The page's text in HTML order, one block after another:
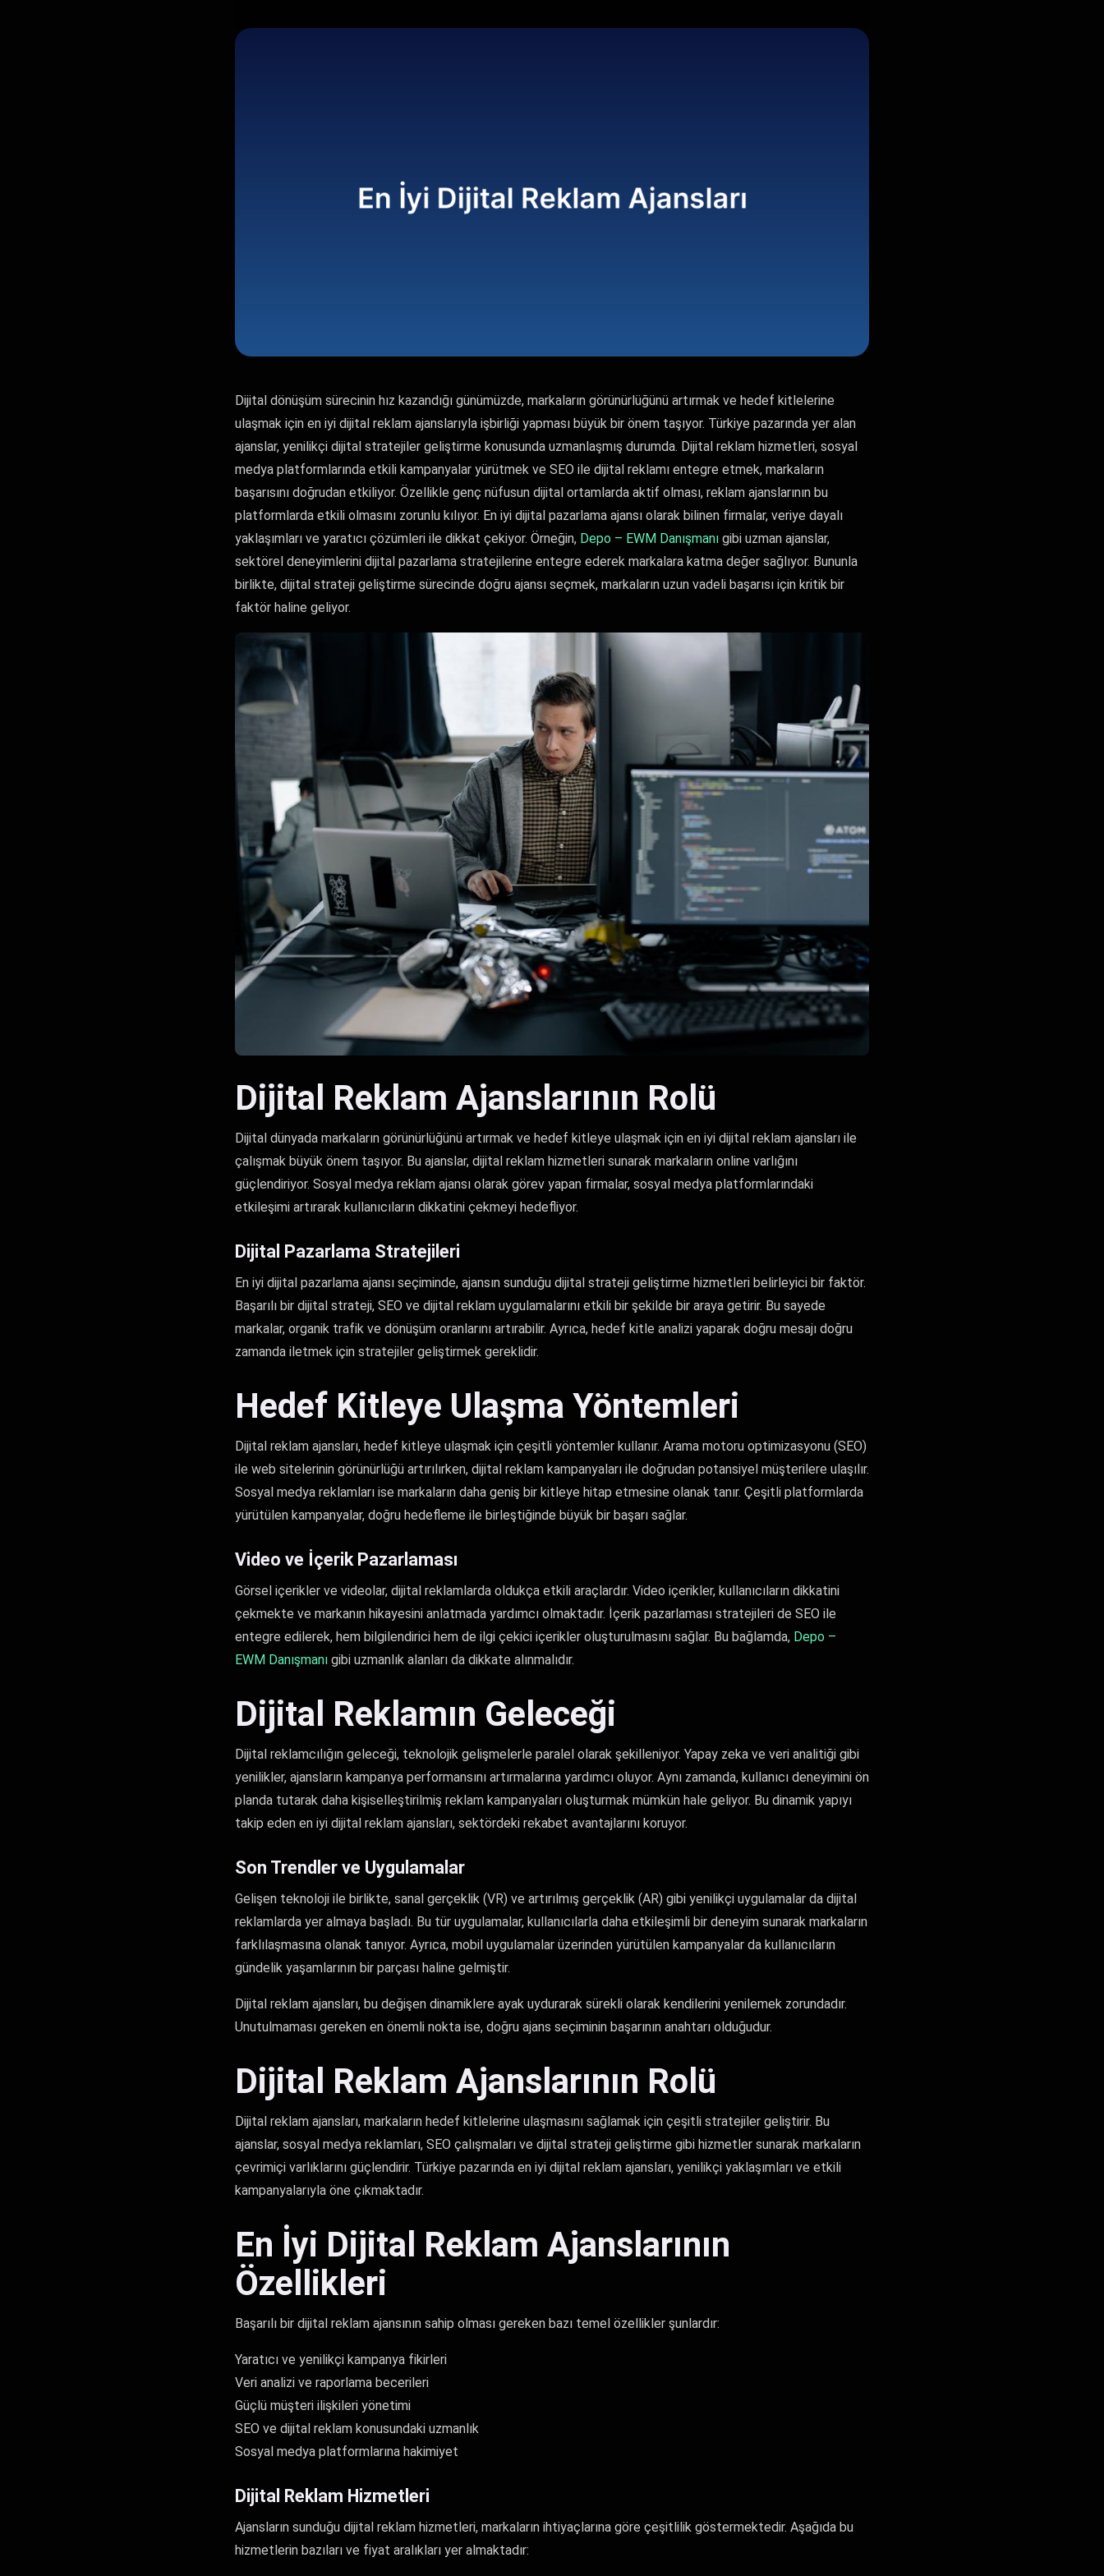
Dijital dönüşüm sürecinin hız kazandığı günümüzde, markaların görünürlüğünü artırmak ve hedef kitlelerine
ulaşmak için en iyi dijital reklam ajanslarıyla işbirliği yapması büyük bir önem taşıyor. Türkiye pazarında yer alan
ajanslar, yenilikçi dijital stratejiler geliştirme konusunda uzmanlaşmış durumda. Dijital reklam hizmetleri, sosyal
medya platformlarında etkili kampanyalar yürütmek ve SEO ile dijital reklamı entegre etmek, markaların
başarısını doğrudan etkiliyor. Özellikle genç nüfusun dijital ortamlarda aktif olması, reklam ajanslarının bu
platformlarda etkili olmasını zorunlu kılıyor. En iyi dijital pazarlama ajansı olarak bilinen firmalar, veriye dayalı
yaklaşımları ve yaratıcı çözümleri ile dikkat çekiyor. Örneğin, Depo – EWM Danışmanı gibi uzman ajanslar,
sektörel deneyimlerini dijital pazarlama stratejilerine entegre ederek markalara katma değer sağlıyor. Bununla
birlikte, dijital strateji geliştirme sürecinde doğru ajansı seçmek, markaların uzun vadeli başarısı için kritik bir
faktör haline geliyor.
Dijital Reklam Ajanslarının Rolü
Dijital dünyada markaların görünürlüğünü artırmak ve hedef kitleye ulaşmak için en iyi dijital reklam ajansları ile
çalışmak büyük önem taşıyor. Bu ajanslar, dijital reklam hizmetleri sunarak markaların online varlığını
güçlendiriyor. Sosyal medya reklam ajansı olarak görev yapan firmalar, sosyal medya platformlarındaki
etkileşimi artırarak kullanıcıların dikkatini çekmeyi hedefliyor.
Dijital Pazarlama Stratejileri
En iyi dijital pazarlama ajansı seçiminde, ajansın sunduğu dijital strateji geliştirme hizmetleri belirleyici bir faktör.
Başarılı bir dijital strateji, SEO ve dijital reklam uygulamalarını etkili bir şekilde bir araya getirir. Bu sayede
markalar, organik trafik ve dönüşüm oranlarını artırabilir. Ayrıca, hedef kitle analizi yaparak doğru mesajı doğru
zamanda iletmek için stratejiler geliştirmek gereklidir.
Hedef Kitleye Ulaşma Yöntemleri
Dijital reklam ajansları, hedef kitleye ulaşmak için çeşitli yöntemler kullanır. Arama motoru optimizasyonu (SEO)
ile web sitelerinin görünürlüğü artırılırken, dijital reklam kampanyaları ile doğrudan potansiyel müşterilere ulaşılır.
Sosyal medya reklamları ise markaların daha geniş bir kitleye hitap etmesine olanak tanır. Çeşitli platformlarda
yürütülen kampanyalar, doğru hedefleme ile birleştiğinde büyük bir başarı sağlar.
Video ve İçerik Pazarlaması
Görsel içerikler ve videolar, dijital reklamlarda oldukça etkili araçlardır. Video içerikler, kullanıcıların dikkatini
çekmekte ve markanın hikayesini anlatmada yardımcı olmaktadır. İçerik pazarlaması stratejileri de SEO ile
entegre edilerek, hem bilgilendirici hem de ilgi çekici içerikler oluşturulmasını sağlar. Bu bağlamda, Depo –
EWM Danışmanı gibi uzmanlık alanları da dikkate alınmalıdır.
Dijital Reklamın Geleceği
Dijital reklamcılığın geleceği, teknolojik gelişmelerle paralel olarak şekilleniyor. Yapay zeka ve veri analitiği gibi
yenilikler, ajansların kampanya performansını artırmalarına yardımcı oluyor. Aynı zamanda, kullanıcı deneyimini ön
planda tutarak daha kişiselleştirilmiş reklam kampanyaları oluşturmak mümkün hale geliyor. Bu dinamik yapıyı
takip eden en iyi dijital reklam ajansları, sektördeki rekabet avantajlarını koruyor.
Son Trendler ve Uygulamalar
Gelişen teknoloji ile birlikte, sanal gerçeklik (VR) ve artırılmış gerçeklik (AR) gibi yenilikçi uygulamalar da dijital
reklamlarda yer almaya başladı. Bu tür uygulamalar, kullanıcılarla daha etkileşimli bir deneyim sunarak markaların
farklılaşmasına olanak tanıyor. Ayrıca, mobil uygulamalar üzerinden yürütülen kampanyalar da kullanıcıların
gündelik yaşamlarının bir parçası haline gelmiştir.
Dijital reklam ajansları, bu değişen dinamiklere ayak uydurarak sürekli olarak kendilerini yenilemek zorundadır.
Unutulmaması gereken en önemli nokta ise, doğru ajans seçiminin başarının anahtarı olduğudur.
Dijital Reklam Ajanslarının Rolü
Dijital reklam ajansları, markaların hedef kitlelerine ulaşmasını sağlamak için çeşitli stratejiler geliştirir. Bu
ajanslar, sosyal medya reklamları, SEO çalışmaları ve dijital strateji geliştirme gibi hizmetler sunarak markaların
çevrimiçi varlıklarını güçlendirir. Türkiye pazarında en iyi dijital reklam ajansları, yenilikçi yaklaşımları ve etkili
kampanyalarıyla öne çıkmaktadır.
En İyi Dijital Reklam Ajanslarının
Özellikleri
Başarılı bir dijital reklam ajansının sahip olması gereken bazı temel özellikler şunlardır:
Yaratıcı ve yenilikçi kampanya fikirleri
Veri analizi ve raporlama becerileri
Güçlü müşteri ilişkileri yönetimi
SEO ve dijital reklam konusundaki uzmanlık
Sosyal medya platformlarına hakimiyet
Dijital Reklam Hizmetleri
Ajansların sunduğu dijital reklam hizmetleri, markaların ihtiyaçlarına göre çeşitlilik göstermektedir. Aşağıda bu
hizmetlerin bazıları ve fiyat aralıkları yer almaktadır: